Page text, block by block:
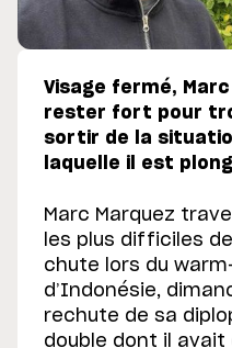
Visage fermé,
rester fort pour
sortir de la
laquelle il est
Marc Marquez
les plus difficiles
chute lors du
d’Indonésie,
rechute de sa
double dont il